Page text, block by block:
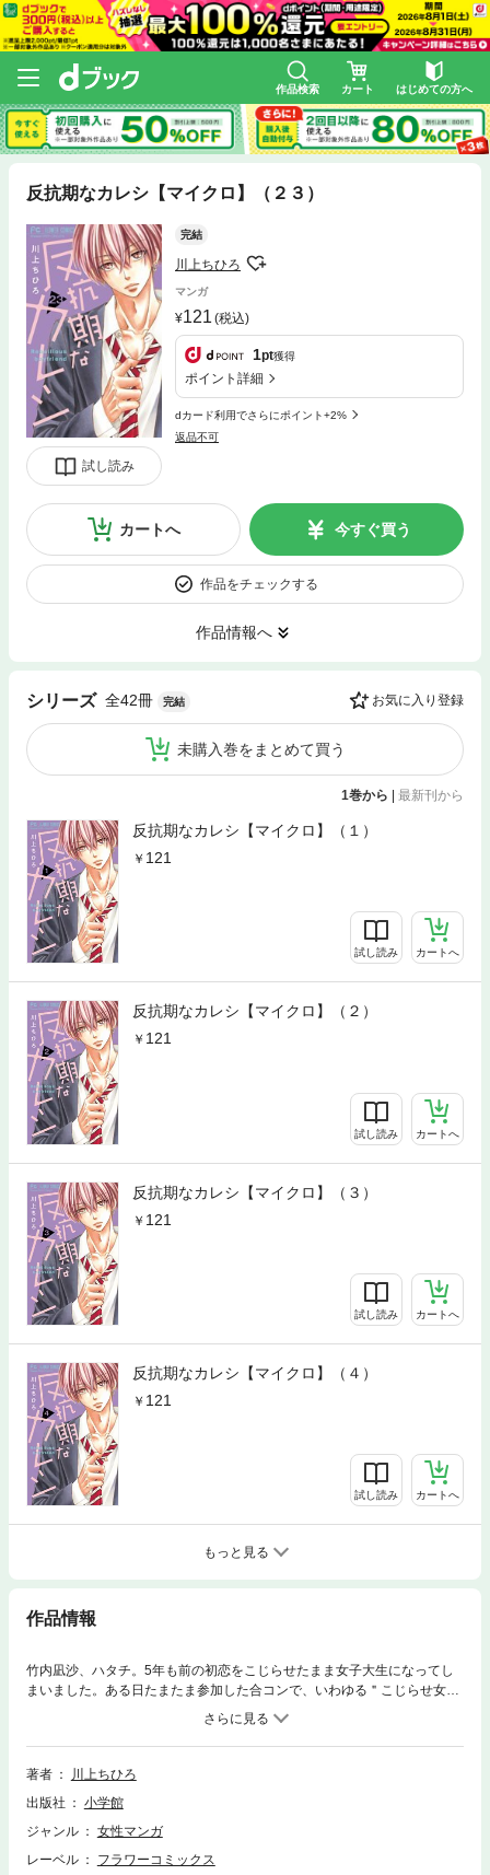
作品検索 カート はじめての方へ
反抗期なカレシ【マイクロ】（２３）
試し読み
完結
川上ちひろ
マンガ
121 (税込)
1pt獲得
ポイント詳細
dカード利用でさらにポイント+2%
返品不可
カートへ 今すぐ買う
作品をチェックする
作品情報へ
シリーズ 全42冊 完結 お気に入り登録
未購入巻をまとめて買う
1巻から 最新刊から
反抗期なカレシ【マイクロ】（１）
121
試し読み カートへ
反抗期なカレシ【マイクロ】（２）
121
試し読み カートへ
反抗期なカレシ【マイクロ】（３）
121
試し読み カートへ
反抗期なカレシ【マイクロ】（４）
121
試し読み カートへ
もっと見る
作品情報
竹内凪沙、ハタチ。5年も前の初恋をこじらせたまま女子大生になってし
まいました。ある日たまたま参加した合コンで、いわゆる＂こじらせ女子
＂な私が最も嫌厭するチャラそーな男子に目をつけられて・・・。気づけ
ば女子寮に彼を連れ込んじゃっていて！？一体あなた何者！？『後にも先
にもキミだけ』『神男子のいいなずけ』の川上ちひろが描く、反抗期年下
男子とのこじらせラブ▽待望の第23巻配信。
著者
川上ちひろ
出版社
小学館
ジャンル
女性マンガ
レーベル
フラワーコミックス